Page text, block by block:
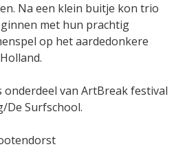
Na een klein buitje kon trio
met hun prachtig
op het aardedonkere
onderdeel van ArtBreak festival
De Surfschool.